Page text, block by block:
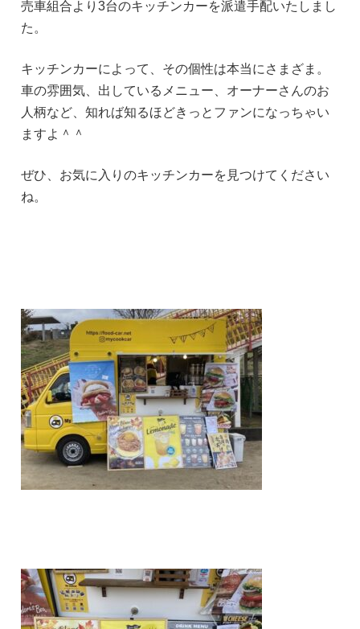
売車組合より3台のキッチンカーを派遣手配いたしまし
た。
キッチンカーによって、その個性は本当にさまざま。
車の雰囲気、出しているメニュー、オーナーさんのお
人柄など、知れば知るほどきっとファンになっちゃい
ますよ＾＾
ぜひ、お気に入りのキッチンカーを見つけてください
ね。